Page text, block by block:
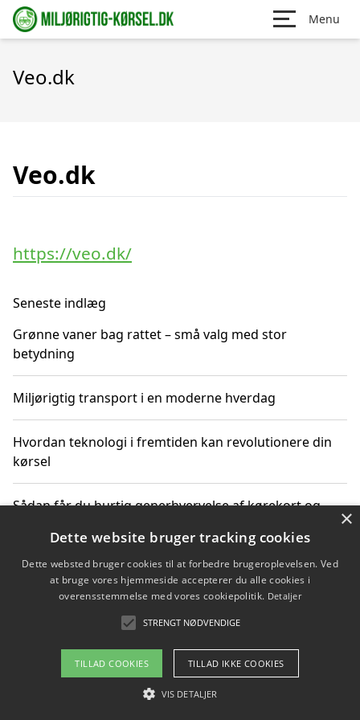
Menu
Veo.dk
Veo.dk
https://veo.dk/
Seneste indlæg
Grønne vaner bag rattet – små valg med stor
betydning
Miljørigtig transport i en moderne hverdag
Hvordan teknologi i fremtiden kan revolutionere din
kørsel
Sådan får du hurtig generhvervelse af kørekort og
Sådan lærer du miljørigtig kørsel hos en køreskole i
Gentofte
Copyright 2026 - Pilanto Aps
Om / kontakt
×
Dette website bruger tracking cookies
Dette websted bruger cookies til at forbedre brugeroplevelsen. Ved
at bruge vores hjemmeside accepterer du alle cookies i
overensstemmelse med vores cookiepolitik. Detaljer
STRENGT NØDVENDIGE
TILLAD COOKIES TILLAD IKKE COOKIES
VIS DETALJER